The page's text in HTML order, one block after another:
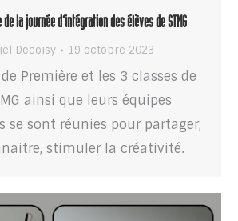
la journée d’intégration des élèves de STMG
Decoisy 19 octobre 2023
Première et les 3 classes de
ainsi que leurs équipes
se sont réunies pour partager,
stimuler la créativité.